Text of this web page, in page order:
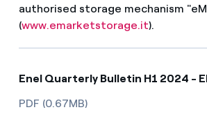
authorised storage mechanism
(www.emarketstorage.it).
Enel Quarterly Bulletin H1 2024 -
PDF (0.67MB)